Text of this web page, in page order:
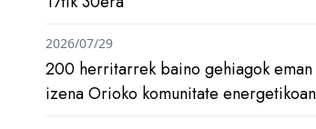
200 herritarrek baino gehiagok eman
izena Orioko komunitate energetikoan
2026/07/29